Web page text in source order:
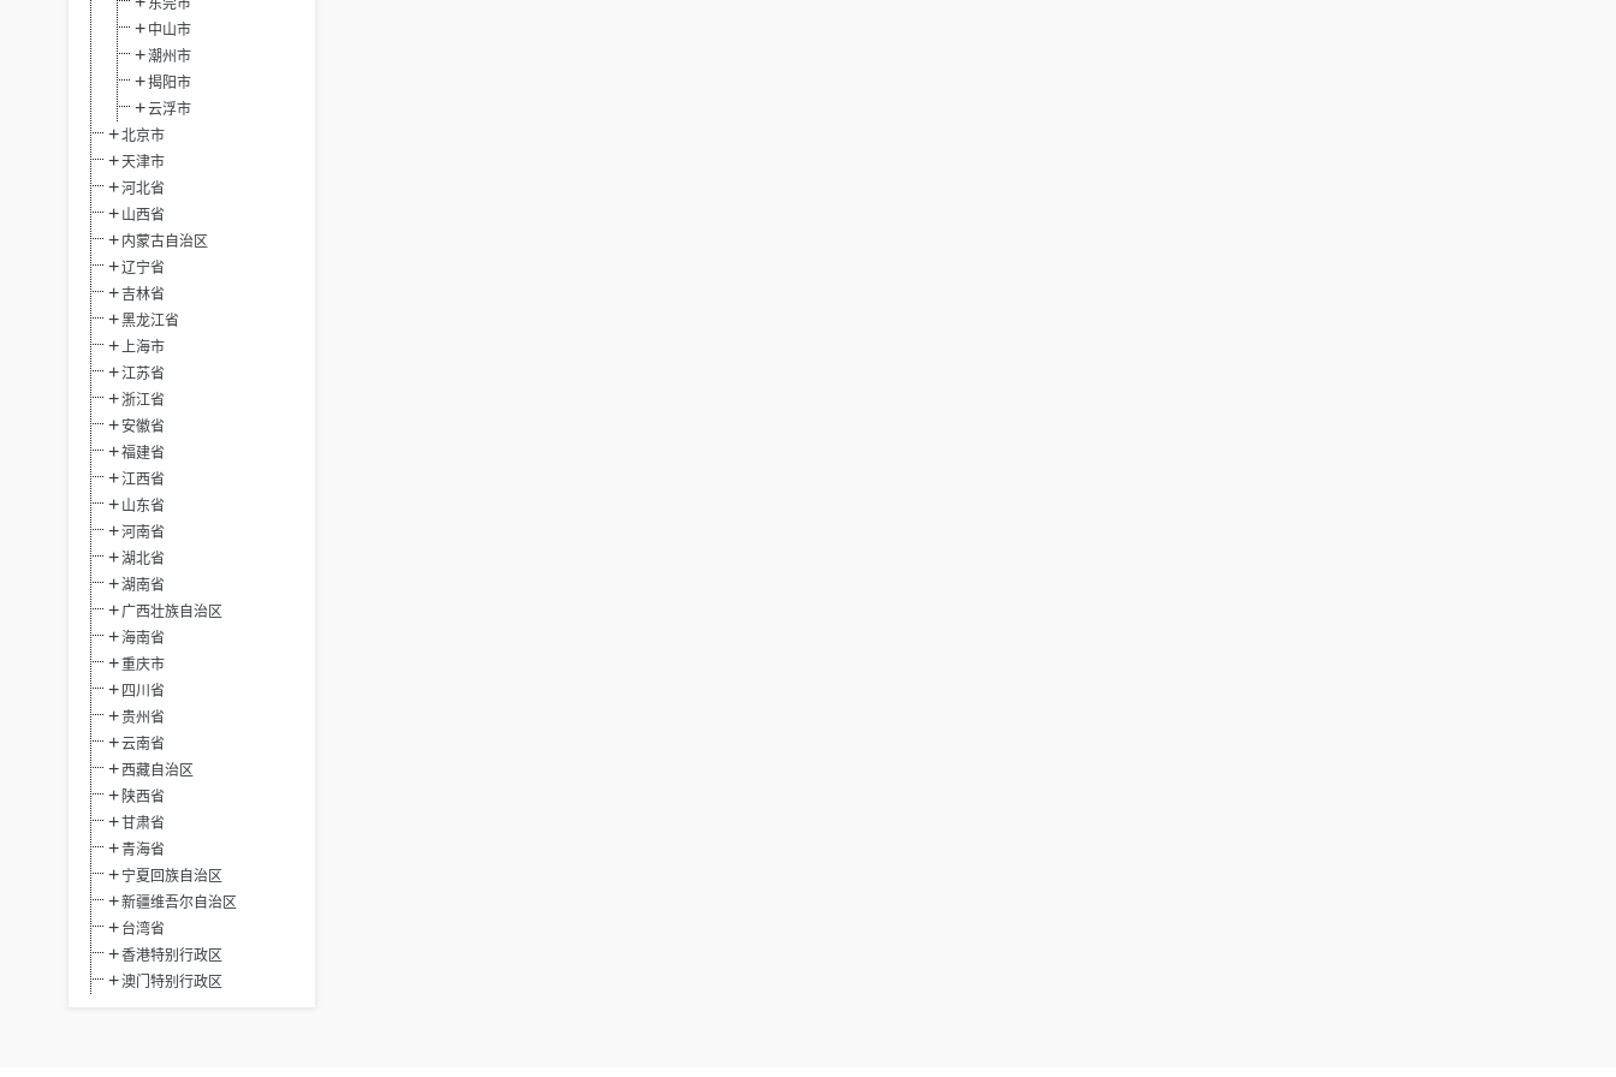
东莞市
中山市
潮州市
揭阳市
云浮市
北京市
天津市
河北省
山西省
内蒙古自治区
辽宁省
吉林省
黑龙江省
上海市
江苏省
浙江省
安徽省
福建省
江西省
山东省
河南省
湖北省
湖南省
广西壮族自治区
海南省
重庆市
四川省
贵州省
云南省
西藏自治区
陕西省
甘肃省
青海省
宁夏回族自治区
新疆维吾尔自治区
台湾省
香港特别行政区
澳门特别行政区